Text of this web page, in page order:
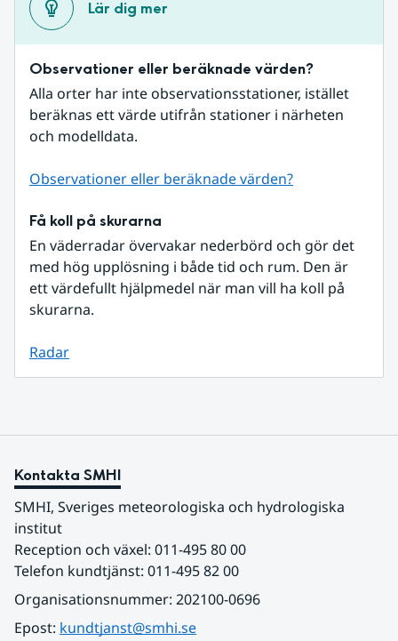
Lär dig mer
Observationer eller beräknade värden?
Alla orter har inte observationsstationer, istället
beräknas ett värde utifrån stationer i närheten
och modelldata.
Observationer eller beräknade värden?
Få koll på skurarna
En väderradar övervakar nederbörd och gör det
med hög upplösning i både tid och rum. Den är
ett värdefullt hjälpmedel när man vill ha koll på
skurarna.
Radar
Kontakta SMHI
SMHI, Sveriges meteorologiska och hydrologiska
institut
Reception och växel: 011-495 80 00
Telefon kundtjänst: 011-495 82 00
Organisationsnummer: 202100-0696
Epost: kundtjanst@smhi.se